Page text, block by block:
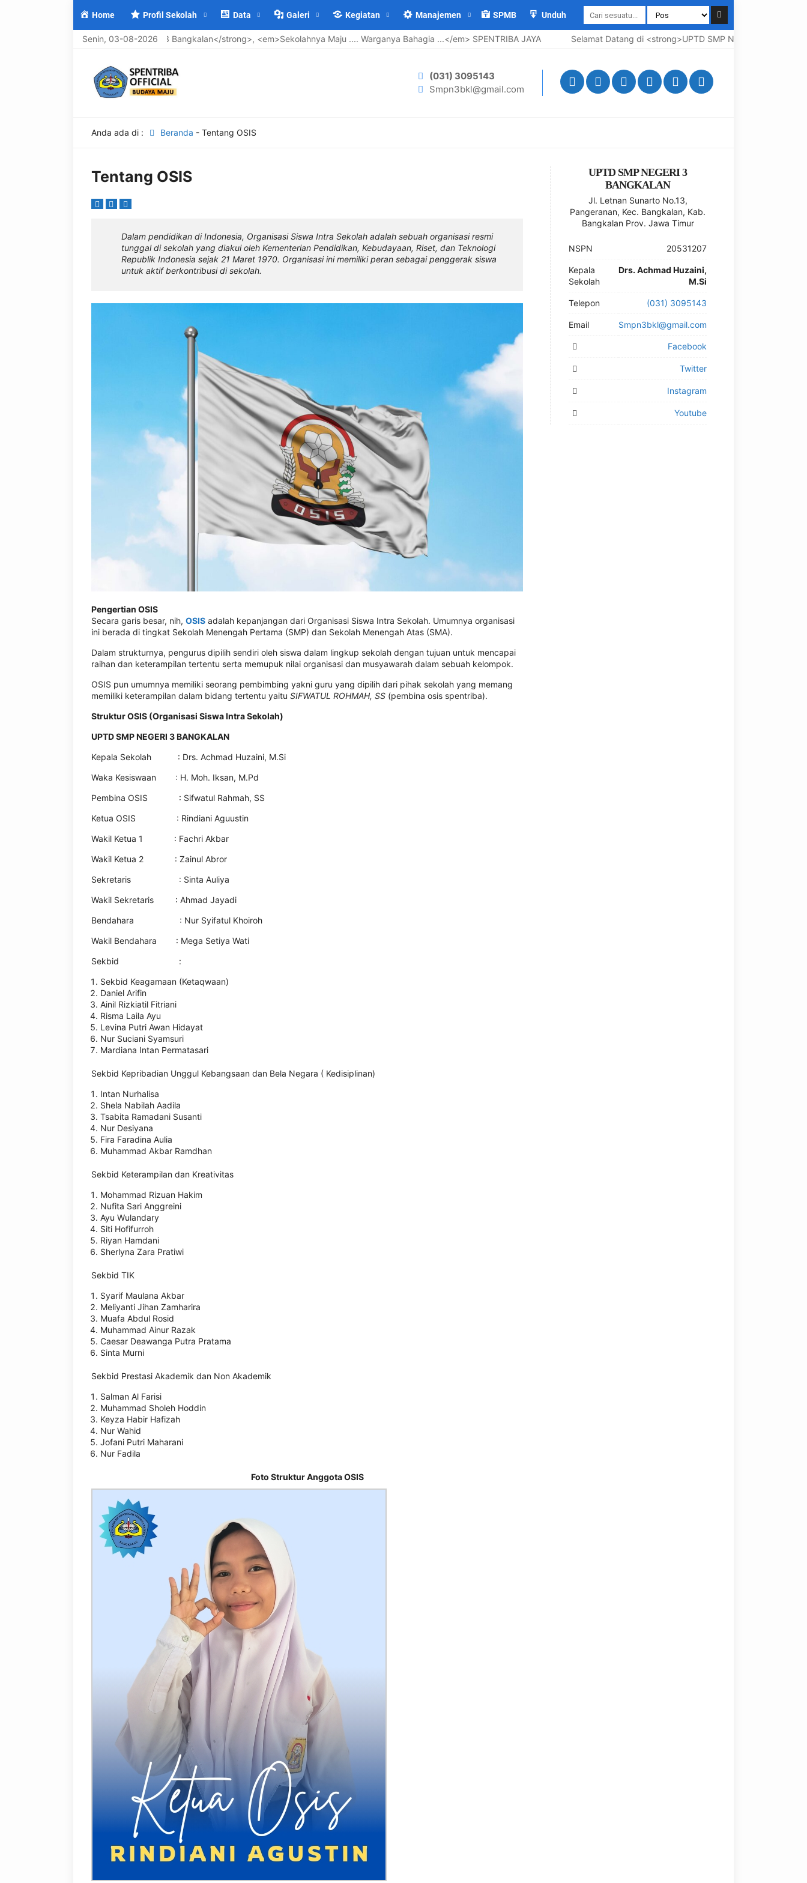
Home Profil Sekolah Data Galeri Kegiatan Manajemen SPMB Unduh
Senin, 03-08-2026
<strong>UPTD SMP Negeri 3 Bangkalan</strong>, <em>Sekolahnya Maju .... Warganya Bahagia ...</em> SPENTRIBA JAYA Selamat Datang di <strong>UPTD SMP Negeri 3 Bangkalan</
(031) 3095143
Smpn3bkl@gmail.com
Anda ada di : Beranda - Tentang OSIS
Tentang OSIS
Dalam pendidikan di Indonesia, Organisasi Siswa Intra Sekolah adalah sebuah organisasi resmi
tunggal di sekolah yang diakui oleh Kementerian Pendidikan, Kebudayaan, Riset, dan Teknologi
Republik Indonesia sejak 21 Maret 1970. Organisasi ini memiliki peran sebagai penggerak siswa
untuk aktif berkontribusi di sekolah.
Pengertian OSIS
Secara garis besar, nih, OSIS adalah kepanjangan dari Organisasi Siswa Intra Sekolah. Umumnya organisasi
ini berada di tingkat Sekolah Menengah Pertama (SMP) dan Sekolah Menengah Atas (SMA).
Dalam strukturnya, pengurus dipilih sendiri oleh siswa dalam lingkup sekolah dengan tujuan untuk mencapai
raihan dan keterampilan tertentu serta memupuk nilai organisasi dan musyawarah dalam sebuah kelompok.
OSIS pun umumnya memiliki seorang pembimbing yakni guru yang dipilih dari pihak sekolah yang memang
memiliki keterampilan dalam bidang tertentu yaitu SIFWATUL ROHMAH, SS (pembina osis spentriba).
Struktur OSIS (Organisasi Siswa Intra Sekolah)
UPTD SMP NEGERI 3 BANGKALAN
Kepala Sekolah : Drs. Achmad Huzaini, M.Si
Waka Kesiswaan : H. Moh. Iksan, M.Pd
Pembina OSIS : Sifwatul Rahmah, SS
Ketua OSIS : Rindiani Aguustin
Wakil Ketua 1 : Fachri Akbar
Wakil Ketua 2 : Zainul Abror
Sekretaris : Sinta Auliya
Wakil Sekretaris : Ahmad Jayadi
Bendahara : Nur Syifatul Khoiroh
Wakil Bendahara : Mega Setiya Wati
Sekbid :
Sekbid Keagamaan (Ketaqwaan)
Daniel Arifin
Ainil Rizkiatil Fitriani
Risma Laila Ayu
Levina Putri Awan Hidayat
Nur Suciani Syamsuri
Mardiana Intan Permatasari
Sekbid Kepribadian Unggul Kebangsaan dan Bela Negara ( Kedisiplinan)
Intan Nurhalisa
Shela Nabilah Aadila
Tsabita Ramadani Susanti
Nur Desiyana
Fira Faradina Aulia
Muhammad Akbar Ramdhan
Sekbid Keterampilan dan Kreativitas
Mohammad Rizuan Hakim
Nufita Sari Anggreini
Ayu Wulandary
Siti Hofifurroh
Riyan Hamdani
Sherlyna Zara Pratiwi
Sekbid TIK
Syarif Maulana Akbar
Meliyanti Jihan Zamharira
Muafa Abdul Rosid
Muhammad Ainur Razak
Caesar Deawanga Putra Pratama
Sinta Murni
Sekbid Prestasi Akademik dan Non Akademik
Salman Al Farisi
Muhammad Sholeh Hoddin
Keyza Habir Hafizah
Nur Wahid
Jofani Putri Maharani
Nur Fadila
Foto Struktur Anggota OSIS
UPTD SMP NEGERI 3
BANGKALAN
Jl. Letnan Sunarto No.13,
Pangeranan, Kec. Bangkalan, Kab.
Bangkalan Prov. Jawa Timur
NSPN 20531207
Kepala
Sekolah
Drs. Achmad Huzaini,
M.Si
Telepon (031) 3095143
Email Smpn3bkl@gmail.com
Facebook
Twitter
Instagram
Youtube